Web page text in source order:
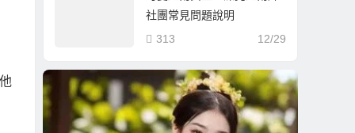
社團常見問題說明
12/29
313